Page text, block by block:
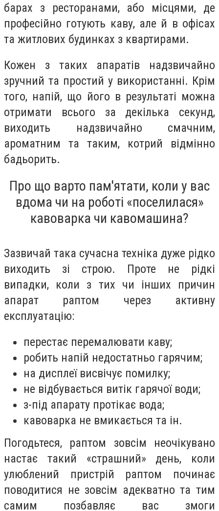
барах з ресторанами, або місцями, де
професійно готують каву, але й в офісах
та житлових будинках з квартирами.
Кожен з таких апаратів надзвичайно
зручний та простий у використанні. Крім
того, напій, що його в результаті можна
отримати всього за декілька секунд,
виходить надзвичайно смачним,
ароматним та таким, котрий відмінно
бадьорить.
Про що варто пам'ятати, коли у вас
вдома чи на роботі «поселилася»
кавоварка чи кавомашина?
Зазвичай така сучасна техніка дуже рідко
виходить зі строю. Проте не рідкі
випадки, коли з тих чи інших причин
апарат раптом через активну
експлуатацію:
перестає перемалювати каву;
робить напій недостатньо гарячим;
на дисплеї висвічує помилку;
не відбувається витік гарячої води;
з-під апарату протікає вода;
кавоварка не вмикається та ін.
Погодьтеся, раптом зовсім неочікувано
настає такий «страшний» день, коли
улюблений пристрій раптом починає
поводитися не зовсім адекватно та тим
самим позбавляє вас змоги